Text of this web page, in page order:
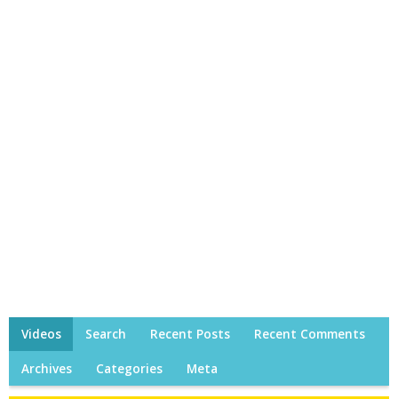
Videos Search Recent Posts Recent Comments
Archives Categories Meta